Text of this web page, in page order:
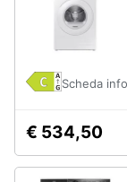
Scheda
€ 534,50